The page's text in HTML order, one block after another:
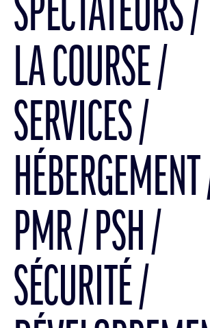
SPECTATEURS
LA COURSE
SERVICES
HÉBERGEMENT
PMR / PSH
SÉCURITÉ